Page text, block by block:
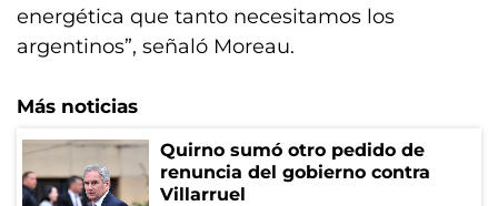
energética que tanto necesitamos los
argentinos”, señaló Moreau.
Más noticias
Quirno sumó otro pedido de
renuncia del gobierno contra
Villarruel